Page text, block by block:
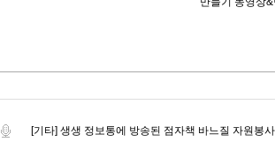
[기타] 생생 정보통에 방송된 점자책 바느질 자원봉